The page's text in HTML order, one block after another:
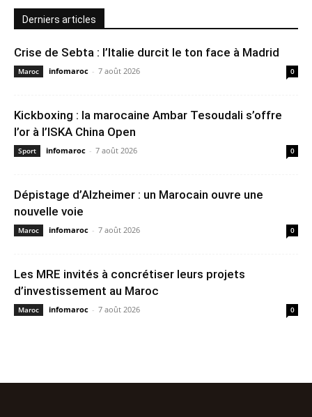
Derniers articles
Crise de Sebta : l’Italie durcit le ton face à Madrid
Maroc infomaroc - 7 août 2026 0
Kickboxing : la marocaine Ambar Tesoudali s’offre
l’or à l’ISKA China Open
Sport infomaroc - 7 août 2026 0
Dépistage d’Alzheimer : un Marocain ouvre une
nouvelle voie
Maroc infomaroc - 7 août 2026 0
Les MRE invités à concrétiser leurs projets
d’investissement au Maroc
Maroc infomaroc - 7 août 2026 0